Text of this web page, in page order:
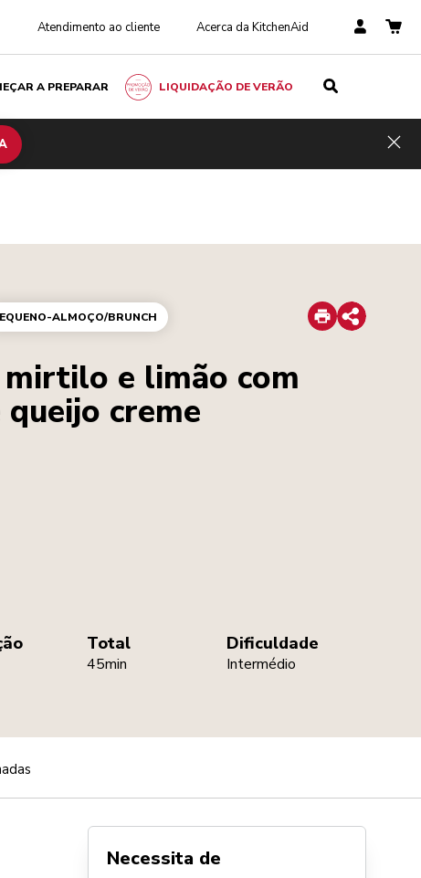
Atendimento ao cliente Acerca da KitchenAid
A PREPARAR LIQUIDAÇÃO DE VERÃO
ALMOÇO/BRUNCH Print
Share
mirtilo e limão com
creme
Total
45min
Dificuldade
Intermédio
Necessita de